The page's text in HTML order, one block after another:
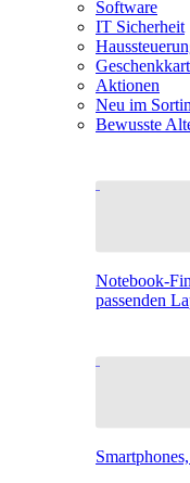
Software
IT Sicherheit
Aktionen
Neu im
Bewusste
Notebook-
passenden